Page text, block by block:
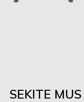
SEKITE MUS